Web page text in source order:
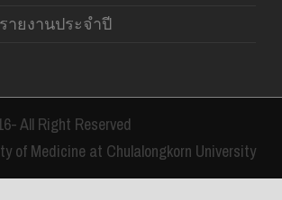
ายงานประจำปี
All Right Reserved
of Medicine at Chulalongkorn University